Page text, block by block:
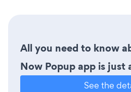
All you need to know
Now Popup app is just
See the